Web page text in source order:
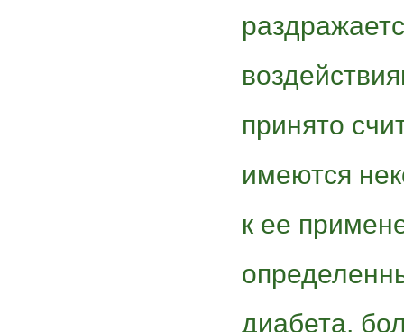
принято
имеются
к ее
диабета,